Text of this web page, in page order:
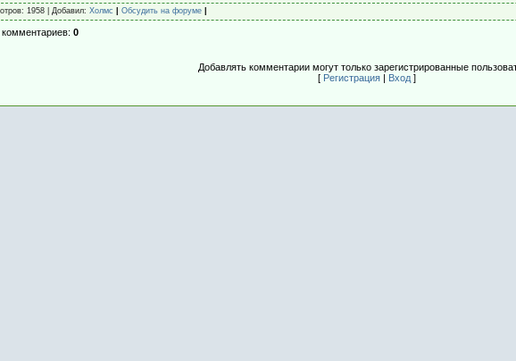
: 1958 | Добавил: Холмс Обсудить на форуме
комментариев: 0
Добавлять комментарии могут только зарегистрированные
[ Регистрация | Вход ]